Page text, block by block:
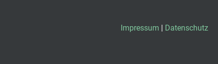
Impressum | Datenschutz